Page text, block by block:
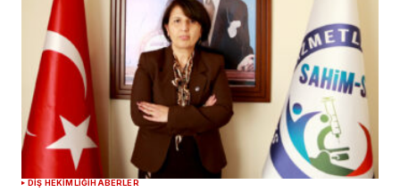
DIŞ HEKIMLIĞI HABERLER